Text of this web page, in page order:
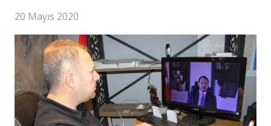
20 Mayıs 2020